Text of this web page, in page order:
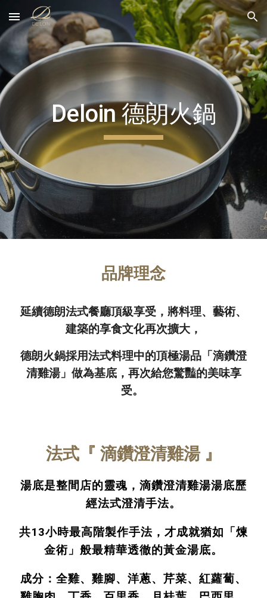
Skip to main content Skip to navigation
Deloin 德朗火鍋
品牌理念
延續德朗法式餐廳頂級享受，將料理、藝術、
建築的享食文化再次擴大，
德朗火鍋採用法式料理中的頂極湯品「滴鑽澄
清雞湯」做為基底，再次給您驚豔的美味享
受。
法式『 滴鑽澄清雞湯 』
湯底是整間店的靈魂，滴鑽澄清雞湯湯底歷
經法式澄清手法。
共13小時最高階製作手法，才成就猶如「煉
金術」般最精華透徹的黃金湯底。
成分：全雞、雞腳、洋蔥、芹菜、紅蘿蔔、